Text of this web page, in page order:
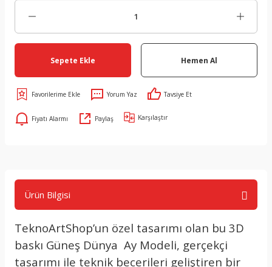
Sepete Ekle Hemen Al
Yorum Yaz Tavsiye Et
Fiyatı Alarmı Paylaş Karşılaştır
Ürün Bilgisi
TeknoArtShop’un özel tasarımı olan bu 3D
baskı Güneş Dünya Ay Modeli, gerçekçi
tasarımı ile teknik becerileri geliştiren bir